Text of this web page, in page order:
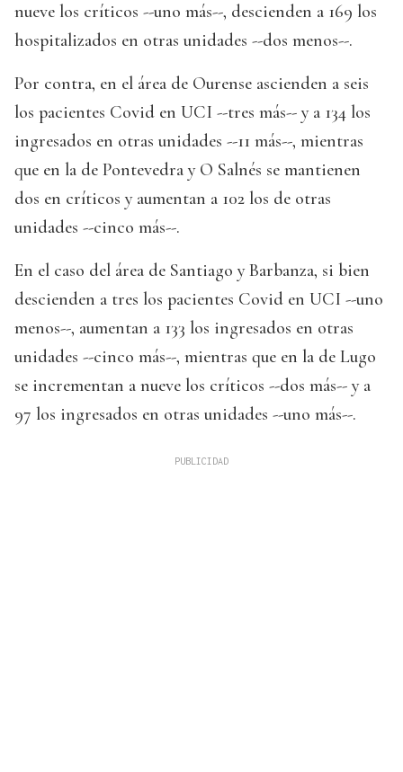
nueve los críticos --uno más--, descienden a 169 los
hospitalizados en otras unidades --dos menos--.
Por contra, en el área de Ourense ascienden a seis
los pacientes Covid en UCI --tres más-- y a 134 los
ingresados en otras unidades --11 más--, mientras
que en la de Pontevedra y O Salnés se mantienen
dos en críticos y aumentan a 102 los de otras
unidades --cinco más--.
En el caso del área de Santiago y Barbanza, si bien
descienden a tres los pacientes Covid en UCI --uno
menos--, aumentan a 133 los ingresados en otras
unidades --cinco más--, mientras que en la de Lugo
se incrementan a nueve los críticos --dos más-- y a
97 los ingresados en otras unidades --uno más--.